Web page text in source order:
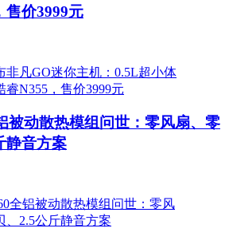
售价3999元
被动散热模组问世：零风扇、零
静音方案